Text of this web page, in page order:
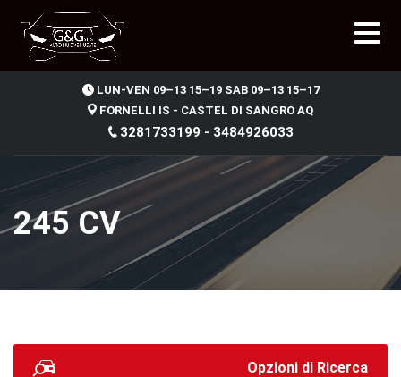
LUN-VEN 09–13 15–19 SAB 09–13 15–17
FORNELLI IS - CASTEL DI SANGRO AQ
3281733199 - 3484926033
245 CV
Opzioni di Ricerca